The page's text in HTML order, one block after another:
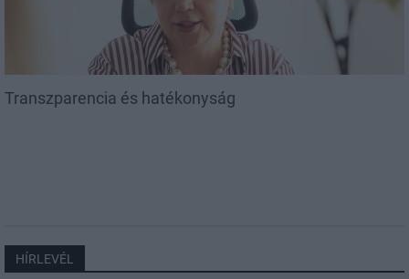
Transzparencia és hatékonyság
HÍRLEVÉL